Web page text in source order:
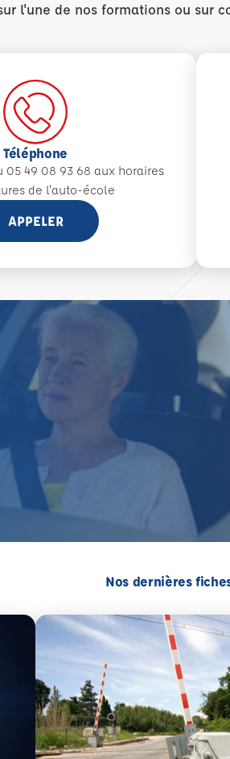
l'une de nos formations ou sur
Téléphone
05 49 08 93 68 aux horaires
de l'auto-école
APPELER
Nos dernières